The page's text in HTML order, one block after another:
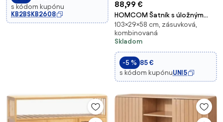
s kódom kupónu
KB2BSKB2608
88,99 €
HOMCOM Šatník s úložným
priestorom, 4 tkaninové
skladacie a vyberateľné
zásuvky s otvorenými poličkami
a kovovým rámom, komoda do
obývačky, spálne, pr
103×29×58 cm, zásuvková,
kombinovaná
Skladom
-5 % 85 €
s kódom kupónuUNI5